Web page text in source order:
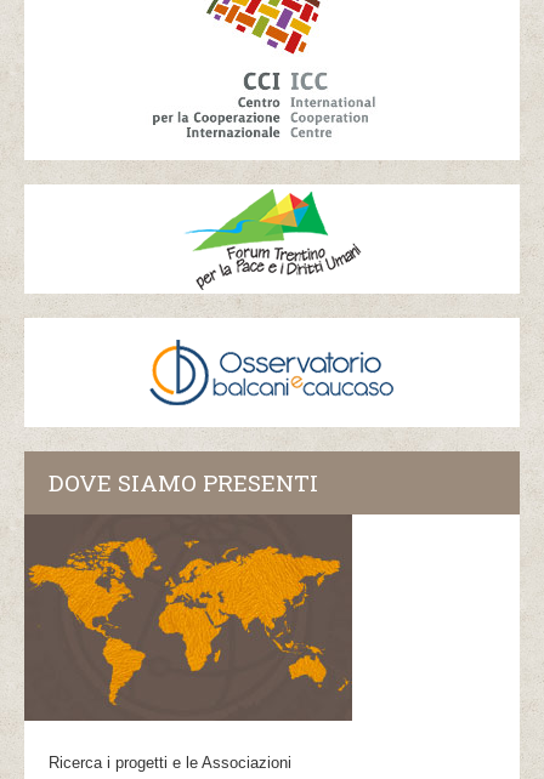
DOVE SIAMO PRESENTI
Ricerca i progetti e le Associazioni